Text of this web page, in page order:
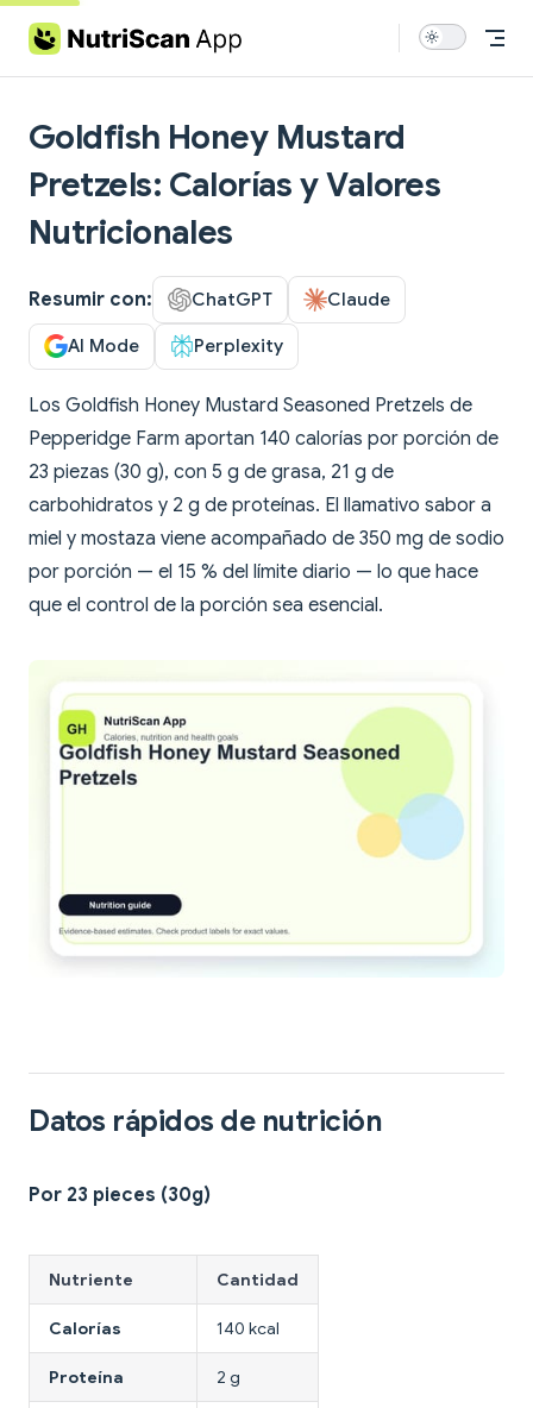
Skip to content
Goldfish Honey Mustard
Pretzels: Calorías y Valores
Nutricionales
Resumir con: ChatGPT Claude
AI Mode Perplexity
Los Goldfish Honey Mustard Seasoned Pretzels de
Pepperidge Farm aportan 140 calorías por porción de
23 piezas (30 g), con 5 g de grasa, 21 g de
carbohidratos y 2 g de proteínas. El llamativo sabor a
miel y mostaza viene acompañado de 350 mg de sodio
por porción — el 15 % del límite diario — lo que hace
que el control de la porción sea esencial.
Datos rápidos de nutrición
Por 23 pieces (30g)
Nutriente Cantidad
Calorías 140 kcal
Proteína 2 g